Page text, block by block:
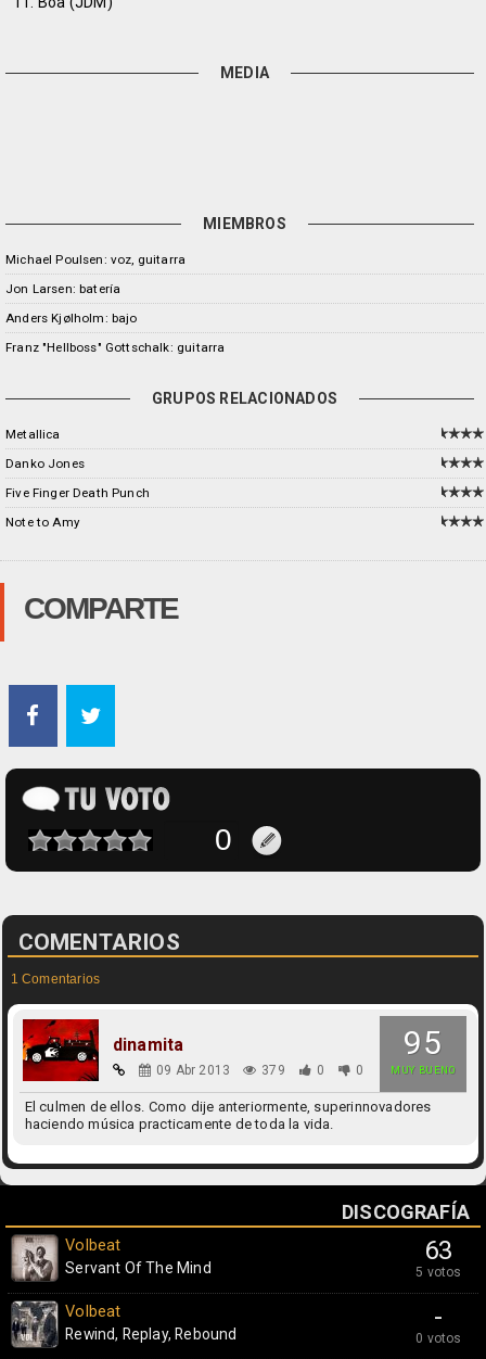
MEDIA
MIEMBROS
Michael Poulsen: voz, guitarra
Jon Larsen: batería
Anders Kjølholm: bajo
Franz "Hellboss" Gottschalk: guitarra
GRUPOS RELACIONADOS
Metallica
Danko Jones
Five Finger Death Punch
Note to Amy
COMPARTE
COMENTARIOS
1 Comentarios
95
MUY BUENO
dinamita
09 Abr 2013 379 0 0
El culmen de ellos. Como dije anteriormente, superinnovadores
haciendo música practicamente de toda la vida.
DISCOGRAFÍA
63
5 votos
Volbeat
Servant Of The Mind
-
0 votos
Volbeat
Rewind, Replay, Rebound